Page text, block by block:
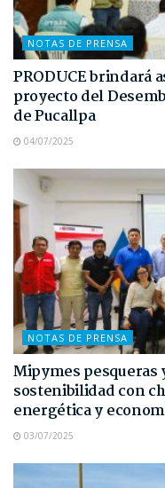
NOTAS DE PRENSA
PRODUCE brindará
proyecto del
de Pucallpa
04/07/2025
NOTAS DE PRENSA
Mipymes pesqueras
sostenibilidad con
energética y
03/07/2025